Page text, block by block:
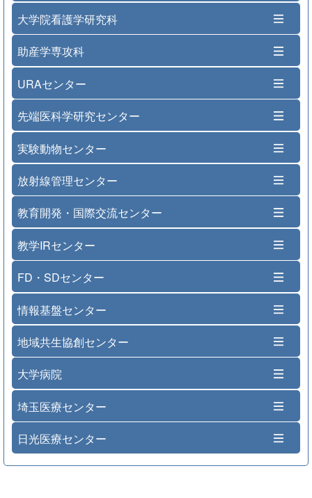
大学院看護学研究科
助産学専攻科
URAセンター
先端医科学研究センター
実験動物センター
放射線管理センター
教育開発・国際交流センター
教学IRセンター
FD・SDセンター
情報基盤センター
地域共生協創センター
大学病院
埼玉医療センター
日光医療センター